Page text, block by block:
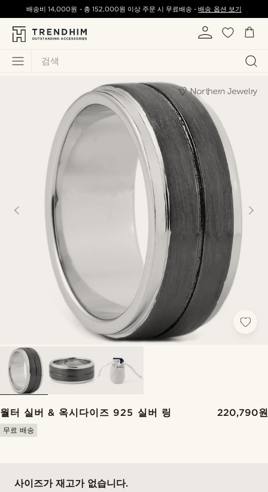
검색
배송비14,000원 - 총 152,000원 이상 주문 시 무료배송 -배송 옵션 보기
월터 실버 & 옥시다이즈 925 실버 링 220,790원
무료 배송
사이즈가 재고가 없습니다.